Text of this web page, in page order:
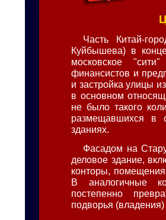
Часть Китай-
Куйбышева) в
московское
финансистов и
и застройка улицы
в основном
не было такого
размещавшихся в
зданиях.
Фасадом на
деловое здание,
конторы,
В аналогичные
постепенно
подворья